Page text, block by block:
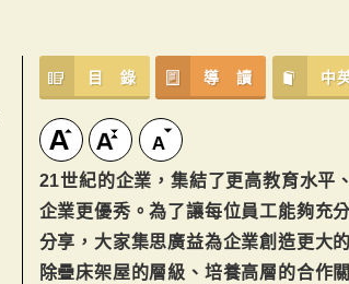
目 錄 導 讀 中
21世紀的企業，集結了更高教育水平
企業更優秀。為了讓每位員工能夠充
分享，大家集思廣益為企業創造更大
除疊床架屋的層級、培養高層的合作